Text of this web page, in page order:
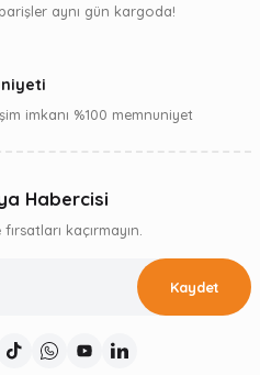
aynı gün kargoda!
imkanı %100 memnuniyet
Habercisi
kaçırmayın.
Kaydet